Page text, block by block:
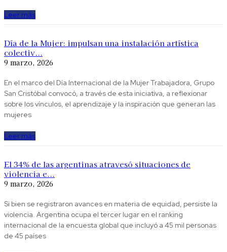
Leer más
Día de la Mujer: impulsan una instalación artística
colectiv...
9 marzo, 2026
En el marco del Día Internacional de la Mujer Trabajadora, Grupo
San Cristóbal convocó, a través de esta iniciativa, a reflexionar
sobre los vínculos, el aprendizaje y la inspiración que generan las
mujeres
Leer más
El 34% de las argentinas atravesó situaciones de
violencia e...
9 marzo, 2026
Si bien se registraron avances en materia de equidad, persiste la
violencia. Argentina ocupa el tercer lugar en el ranking
internacional de la encuesta global que incluyó a 45 mil personas
de 45 países